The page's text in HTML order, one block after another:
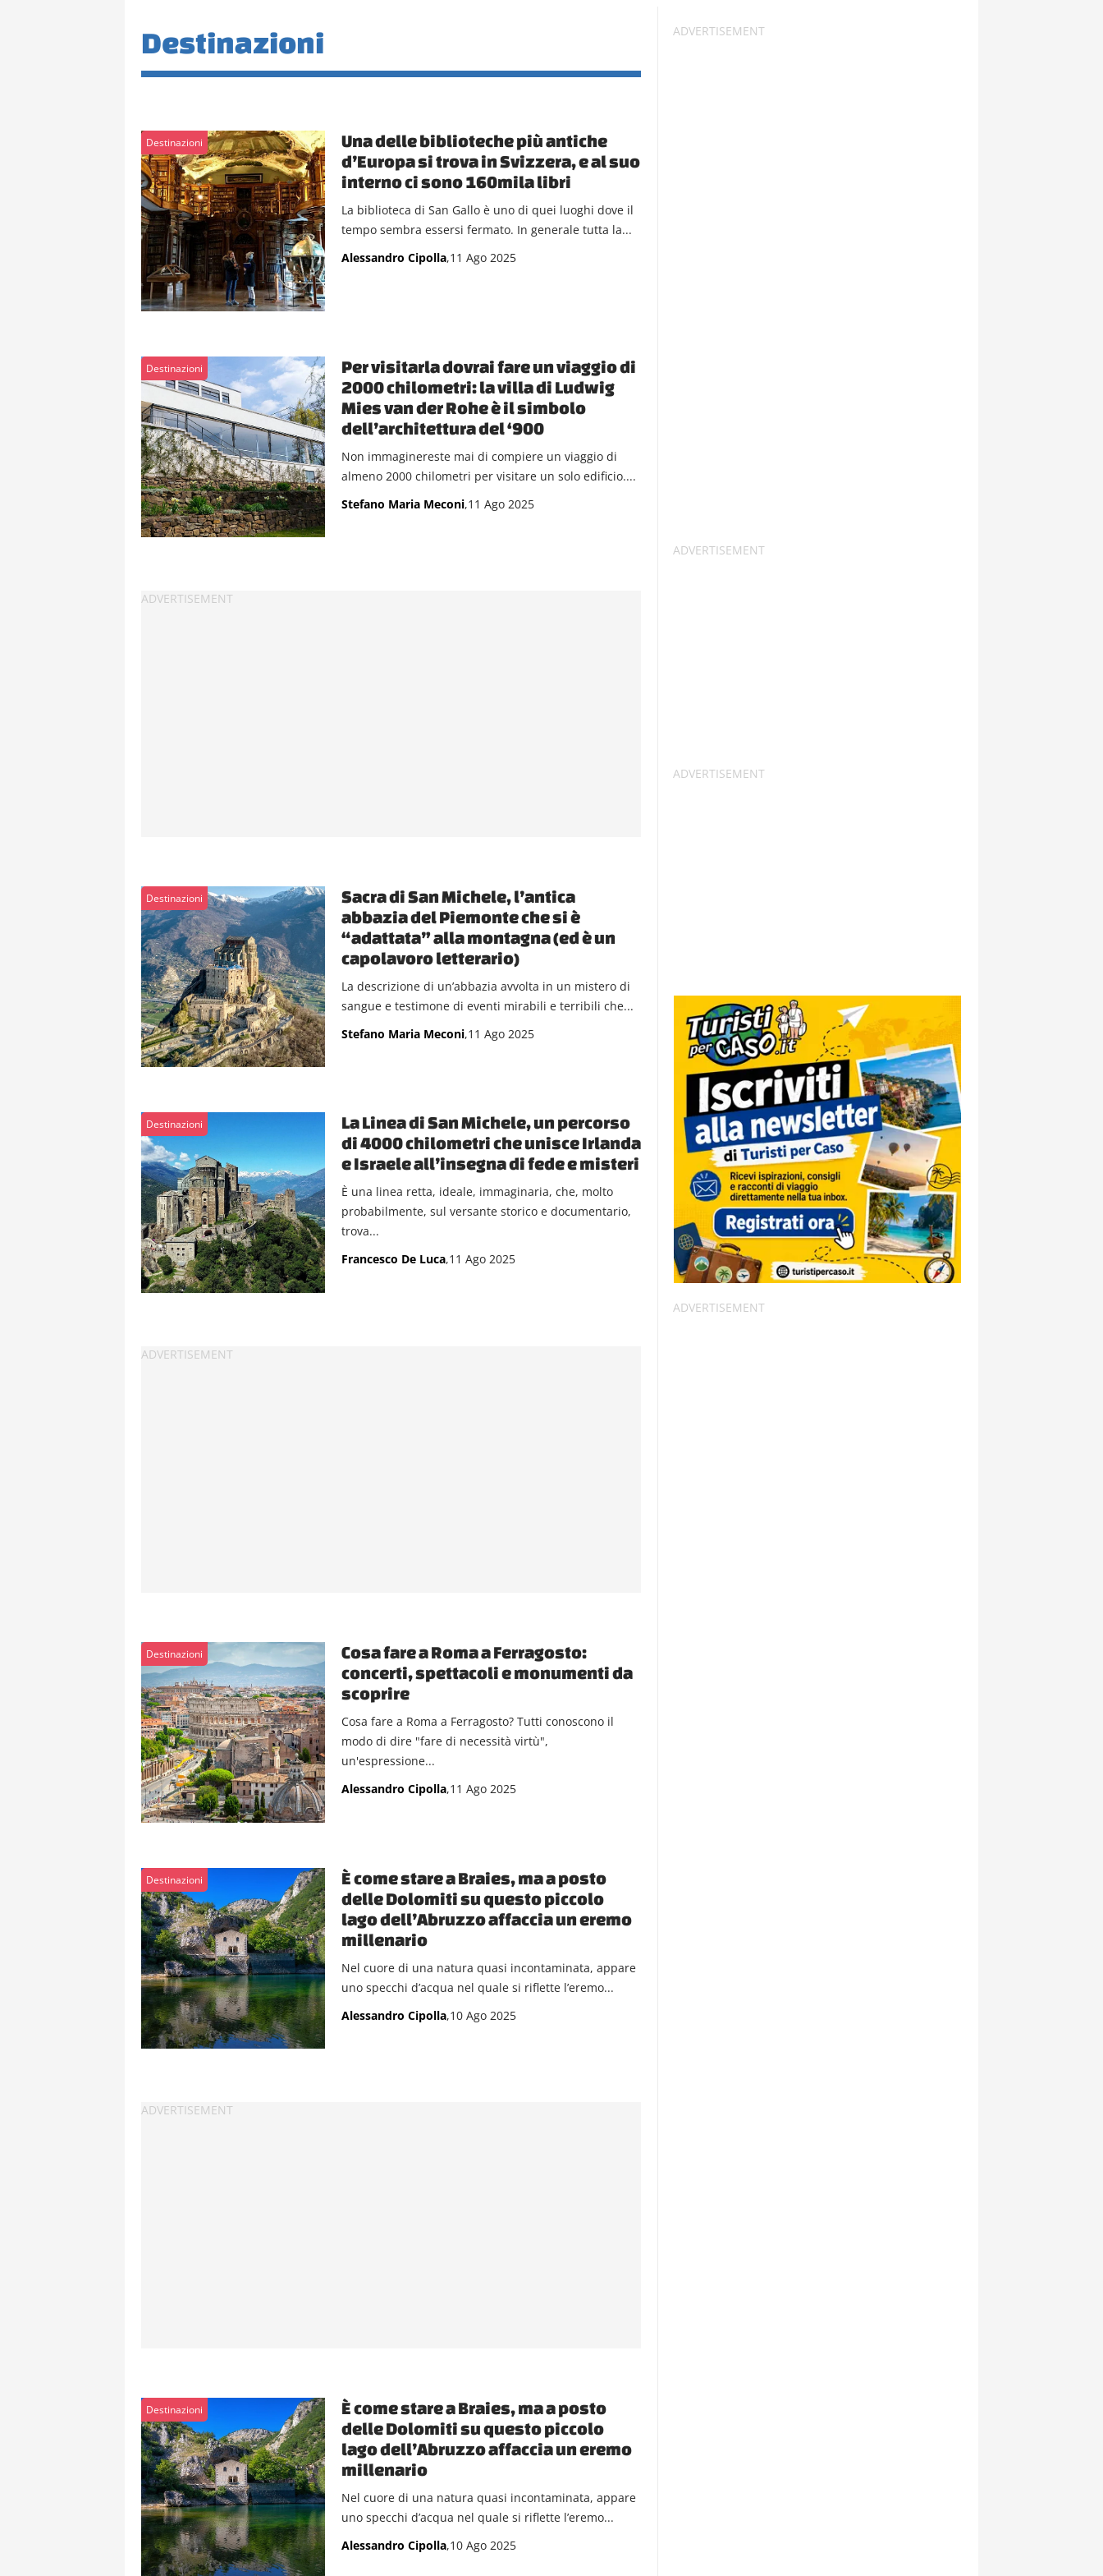
Destinazioni
Destinazioni
Una delle biblioteche più antiche
d’Europa si trova in Svizzera, e al suo
interno ci sono 160mila libri
La biblioteca di San Gallo è uno di quei luoghi dove il
tempo sembra essersi fermato. In generale tutta la...
Alessandro Cipolla,11 Ago 2025
Destinazioni
Per visitarla dovrai fare un viaggio di
2000 chilometri: la villa di Ludwig
Mies van der Rohe è il simbolo
dell’architettura del ‘900
Non immaginereste mai di compiere un viaggio di
almeno 2000 chilometri per visitare un solo edificio....
Stefano Maria Meconi,11 Ago 2025
Destinazioni
Sacra di San Michele, l’antica
abbazia del Piemonte che si è
“adattata” alla montagna (ed è un
capolavoro letterario)
La descrizione di un’abbazia avvolta in un mistero di
sangue e testimone di eventi mirabili e terribili che...
Stefano Maria Meconi,11 Ago 2025
Destinazioni
La Linea di San Michele, un percorso
di 4000 chilometri che unisce Irlanda
e Israele all’insegna di fede e misteri
È una linea retta, ideale, immaginaria, che, molto
probabilmente, sul versante storico e documentario,
trova...
Francesco De Luca,11 Ago 2025
Destinazioni
Cosa fare a Roma a Ferragosto:
concerti, spettacoli e monumenti da
scoprire
Cosa fare a Roma a Ferragosto? Tutti conoscono il
modo di dire "fare di necessità virtù",
un'espressione...
Alessandro Cipolla,11 Ago 2025
Destinazioni
È come stare a Braies, ma a posto
delle Dolomiti su questo piccolo
lago dell’Abruzzo affaccia un eremo
millenario
Nel cuore di una natura quasi incontaminata, appare
uno specchi d’acqua nel quale si riflette l’eremo...
Alessandro Cipolla,10 Ago 2025
Destinazioni
È come stare a Braies, ma a posto
delle Dolomiti su questo piccolo
lago dell’Abruzzo affaccia un eremo
millenario
Nel cuore di una natura quasi incontaminata, appare
uno specchi d’acqua nel quale si riflette l’eremo...
Alessandro Cipolla,10 Ago 2025